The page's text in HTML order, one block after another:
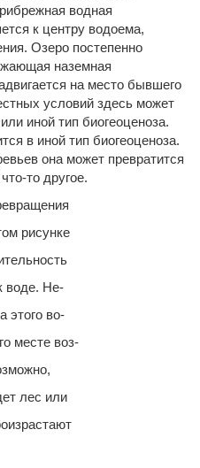
водная
к центру водоема,
Озеро постепенно
наземная
на место бывшего
условий здесь может
иной тип биогеоценоза.
в иной тип биогеоценоза.
она может превратится
то другое.
рисунке
воде. Не-
этого во-
месте воз-
лес или